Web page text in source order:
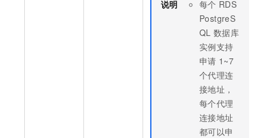
说明 每个 RDS
PostgreS
QL 数据库
实例支持
申请 1~7
个代理连
接地址，
每个代理
连接地址
都可以申